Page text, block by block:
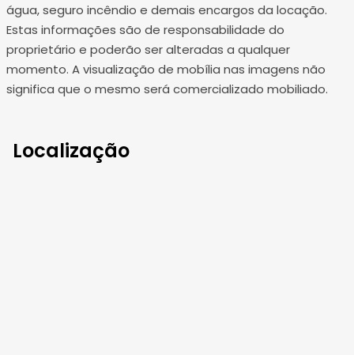
água, seguro incêndio e demais encargos da locação.
Estas informações são de responsabilidade do
proprietário e poderão ser alteradas a qualquer
momento. A visualização de mobília nas imagens não
significa que o mesmo será comercializado mobiliado.
Localização